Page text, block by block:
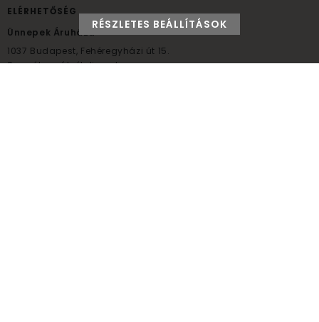
ELÉRHETŐSÉG
Ünnepek Áruháza
1037 Budapest, Fehéregyházi út 15.
Személyes átvételi pont
RÉSZLETES BEÁLLÍTÁSOK